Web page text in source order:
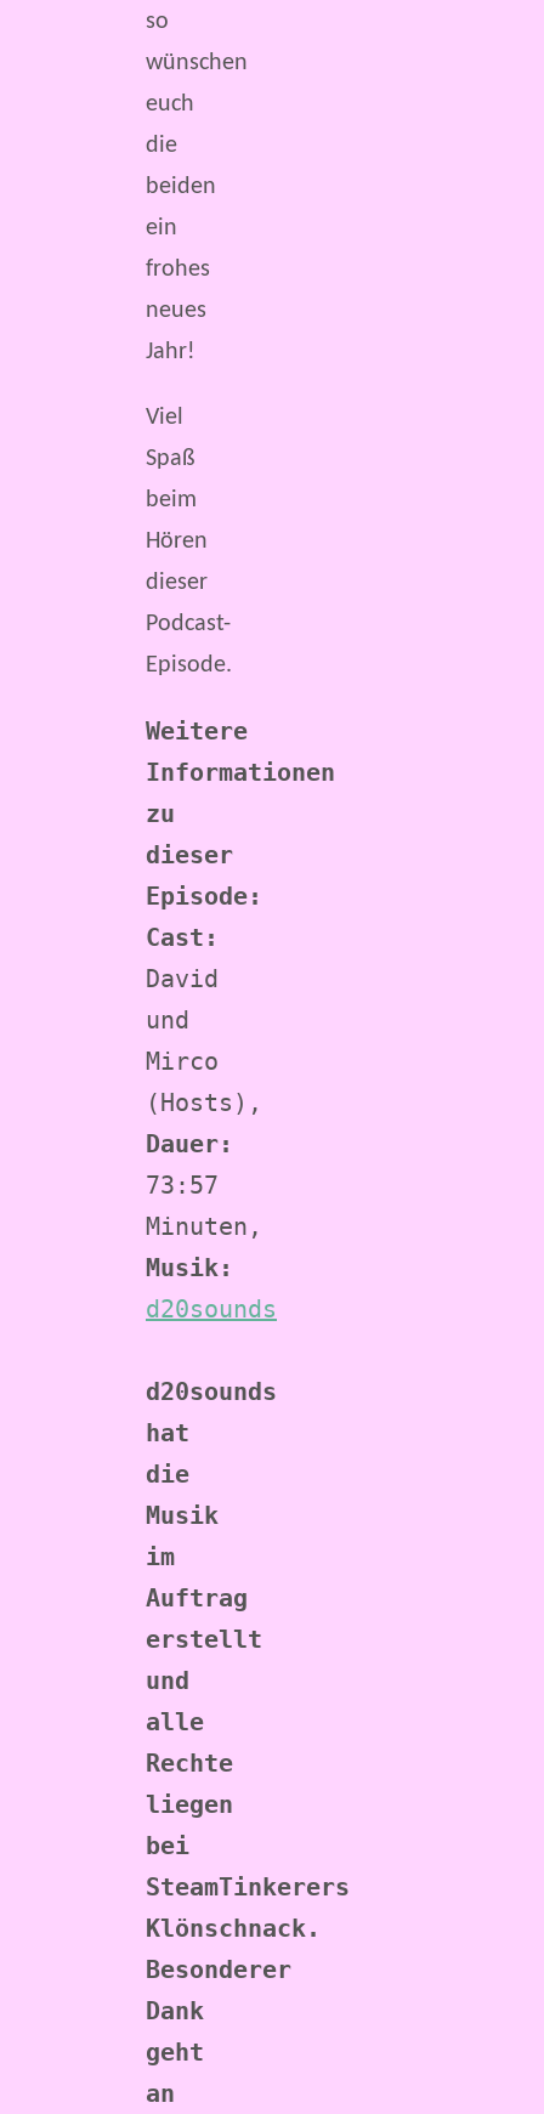
so
wünschen
euch
die
beiden
ein
frohes
neues
Jahr!
Viel
Spaß
beim
Hören
dieser
Podcast-
Episode.
Weitere
Informationen
zu
dieser
Episode:
Cast:
David
und
Mirco
Dauer:
73:57
Musik:
d20sounds
d20sounds
hat
die
Musik
im
Auftrag
erstellt
und
alle
Rechte
liegen
bei
SteamTinkerers
Klönschnack.
Besonderer
Dank
geht
an